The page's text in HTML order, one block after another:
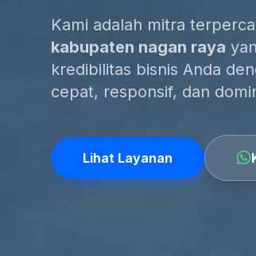
Kami adalah mitra
kabupaten nagan raya
kredibilitas bisnis Anda
cepat, responsif, dan
Lihat Layanan